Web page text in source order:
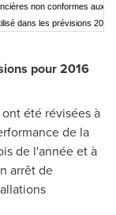
non conformes aux
dans les prévisions
pour 2016
été révisées à
de la
de l'année et à
arrêt de